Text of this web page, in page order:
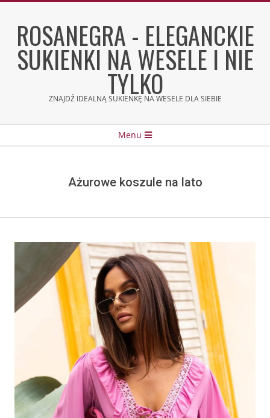
contentROSANEGRA - ELEGANCKIE
SUKIENKI NA WESELE I NIE
TYLKO
ZNAJDŹ IDEALNĄ SUKIENKĘ NA WESELE DLA SIEBIE
Menu
Ażurowe koszule na lato